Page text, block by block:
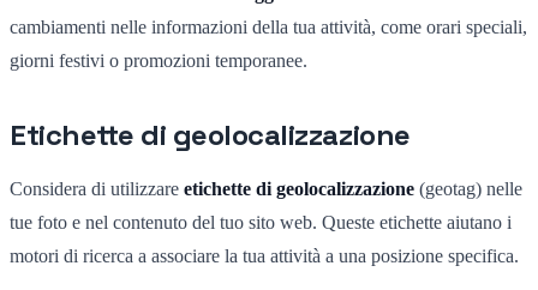
cambiamenti nelle informazioni della tua attività, come orari speciali,
giorni festivi o promozioni temporanee.
Etichette di geolocalizzazione
Considera di utilizzare etichette di geolocalizzazione (geotag) nelle
tue foto e nel contenuto del tuo sito web. Queste etichette aiutano i
motori di ricerca a associare la tua attività a una posizione specifica.